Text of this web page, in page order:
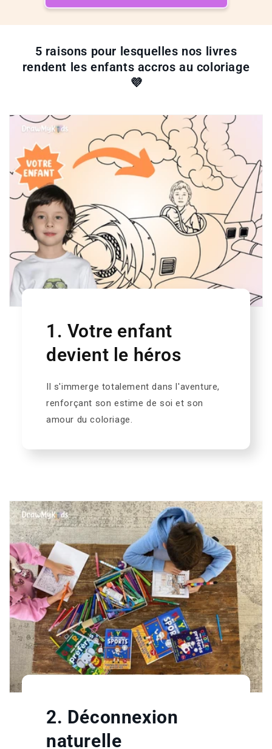
5 raisons pour lesquelles nos livres
rendent les enfants accros au coloriage
💜
1. Votre enfant
devient le héros
Il s'immerge totalement dans l'aventure,
renforçant son estime de soi et son
amour du coloriage.
2. Déconnexion
naturelle